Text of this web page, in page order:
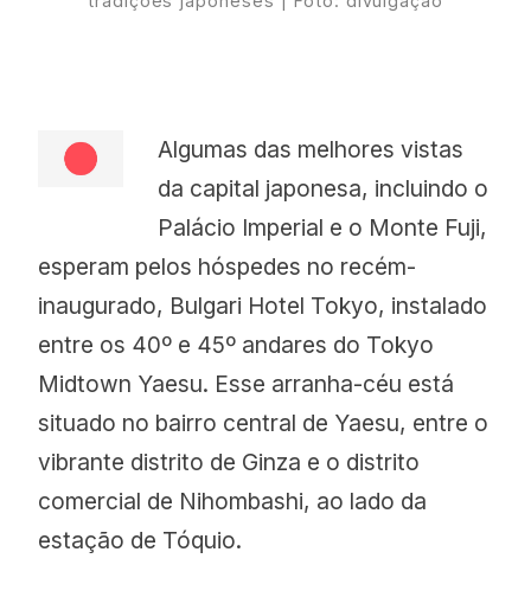
Algumas das melhores vistas
da capital japonesa, incluindo o
Palácio Imperial e o Monte Fuji,
esperam pelos hóspedes no recém-
inaugurado, Bulgari Hotel Tokyo, instalado
entre os 40º e 45º andares do Tokyo
Midtown Yaesu. Esse arranha-céu está
situado no bairro central de Yaesu, entre o
vibrante distrito de Ginza e o distrito
comercial de Nihombashi, ao lado da
estação de Tóquio.